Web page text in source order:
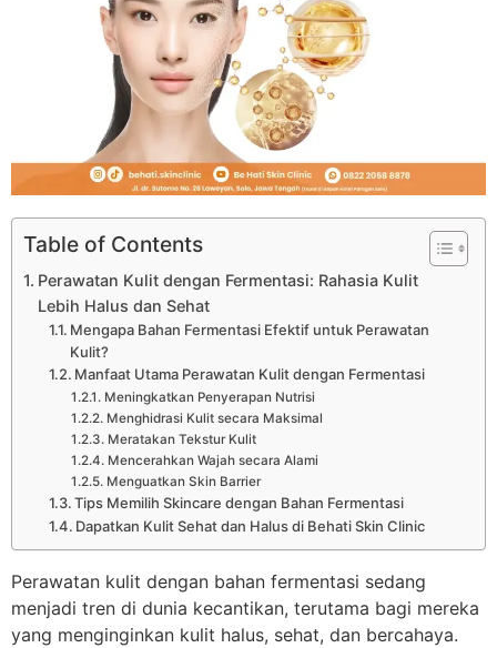
Table of Contents
Perawatan Kulit dengan Fermentasi: Rahasia Kulit
Lebih Halus dan Sehat
Mengapa Bahan Fermentasi Efektif untuk Perawatan
Kulit?
Manfaat Utama Perawatan Kulit dengan Fermentasi
Meningkatkan Penyerapan Nutrisi
Menghidrasi Kulit secara Maksimal
Meratakan Tekstur Kulit
Mencerahkan Wajah secara Alami
Menguatkan Skin Barrier
Tips Memilih Skincare dengan Bahan Fermentasi
Dapatkan Kulit Sehat dan Halus di Behati Skin Clinic
Perawatan kulit dengan bahan fermentasi sedang
menjadi tren di dunia kecantikan, terutama bagi mereka
yang menginginkan kulit halus, sehat, dan bercahaya.